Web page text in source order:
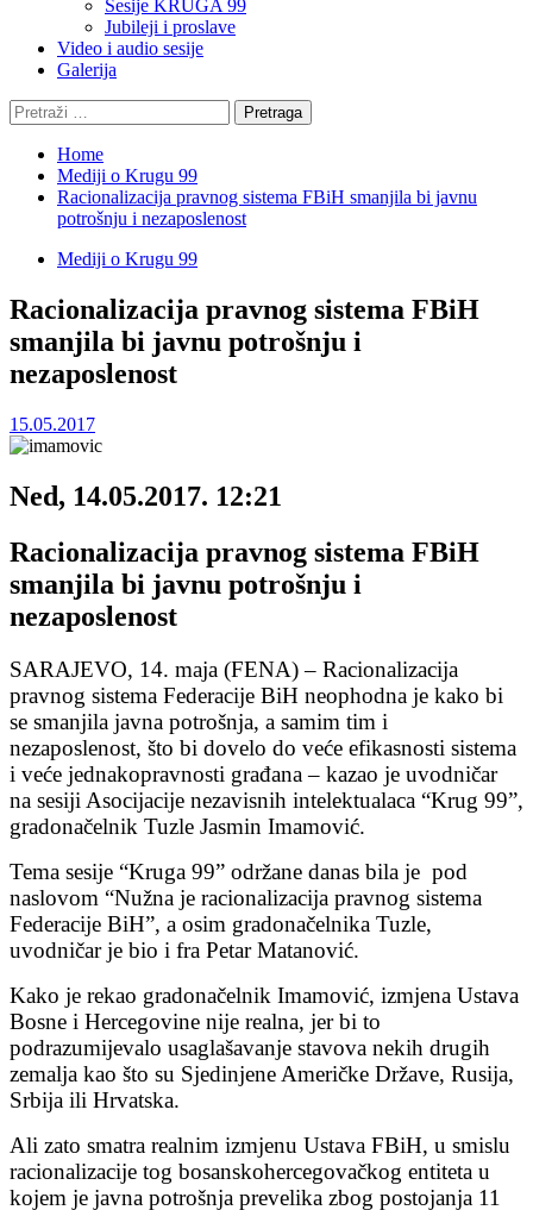
Sesije KRUGA 99
Jubileji i proslave
Video i audio sesije
Galerija
Pretraga:
Home
Mediji o Krugu 99
Racionalizacija pravnog sistema FBiH smanjila bi javnu
potrošnju i nezaposlenost
Mediji o Krugu 99
Racionalizacija pravnog sistema FBiH
smanjila bi javnu potrošnju i
nezaposlenost
15.05.2017
Ned, 14.05.2017. 12:21
Racionalizacija pravnog sistema FBiH
smanjila bi javnu potrošnju i
nezaposlenost
SARAJEVO, 14. maja (FENA) – Racionalizacija
pravnog sistema Federacije BiH neophodna je kako bi
se smanjila javna potrošnja, a samim tim i
nezaposlenost, što bi dovelo do veće efikasnosti sistema
i veće jednakopravnosti građana – kazao je uvodničar
na sesiji Asocijacije nezavisnih intelektualaca “Krug 99”,
gradonačelnik Tuzle Jasmin Imamović.
Tema sesije “Kruga 99” održane danas bila je pod
naslovom “Nužna je racionalizacija pravnog sistema
Federacije BiH”, a osim gradonačelnika Tuzle,
uvodničar je bio i fra Petar Matanović.
Kako je rekao gradonačelnik Imamović, izmjena Ustava
Bosne i Hercegovine nije realna, jer bi to
podrazumijevalo usaglašavanje stavova nekih drugih
zemalja kao što su Sjedinjene Američke Države, Rusija,
Srbija ili Hrvatska.
Ali zato smatra realnim izmjenu Ustava FBiH, u smislu
racionalizacije tog bosanskohercegovačkog entiteta u
kojem je javna potrošnja prevelika zbog postojanja 11